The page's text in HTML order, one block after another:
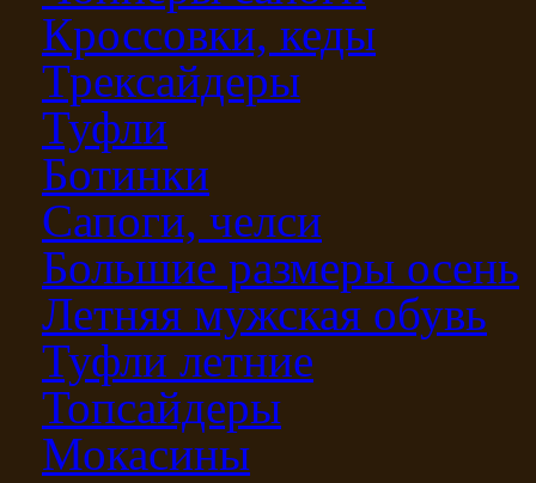
Кроссовки, кеды
Трексайдеры
Туфли
Ботинки
Сапоги, челси
Большие размеры осень
Летняя мужская обувь
Туфли летние
Топсайдеры
Мокасины